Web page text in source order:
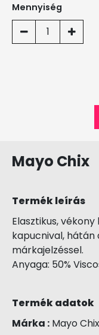
Mennyiség
1
Mayo Chix
Termék leírás
Elasztikus,
kapucnival,
márkajelzéssel.
Anyaga: 50%
Termék adatok
Márka : Mayo Chix